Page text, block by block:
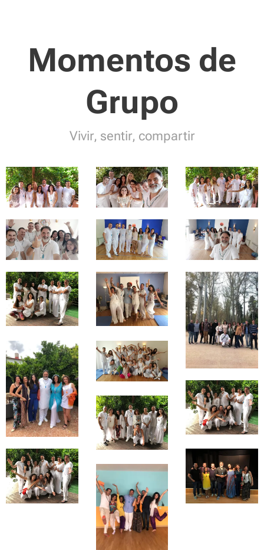
Momentos de
Grupo
Vivir, sentir, compartir